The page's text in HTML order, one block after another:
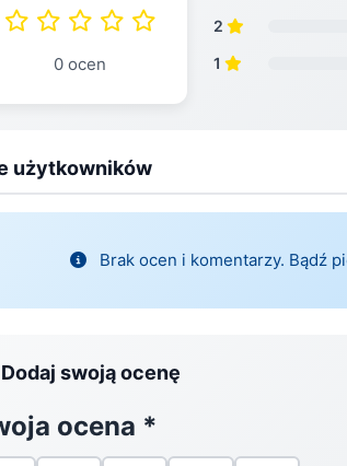
0 ocen
2
1
użytkowników
Brak ocen i komentarzy. Bądź
Dodaj swoją ocenę
ocena *